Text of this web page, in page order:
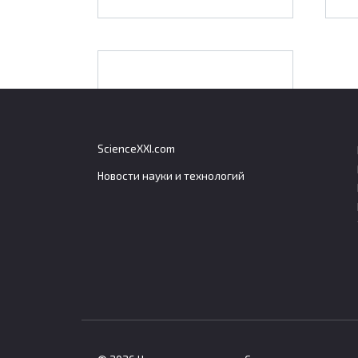
способа борьбы с COVID
ScienceXXI.com
Новости науки и технологий